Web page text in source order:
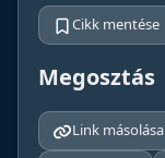
Cikk mentése
Megosztás
Link másolása